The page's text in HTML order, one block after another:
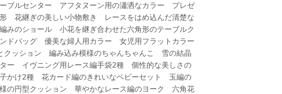
ブルセンター アフタヌーン用の瀟洒なカラー プレゼ
花継ぎの美しい小物敷き レースをはめ込んだ清楚な
みのショール 小花を継ぎ合わせた六角形のテーブルク
ドバッグ 優美な婦人用カラー 女児用フラットカラー
クッション 編み込み模様のちゃんちゃんこ 雪の結晶
ター イヴニング用レース編手袋2種 個性的な美しさの
かけ2種 花カード編のきれいなベビーセット 玉編の
の円型クッション 華やかなレース編のヨーク 六角花